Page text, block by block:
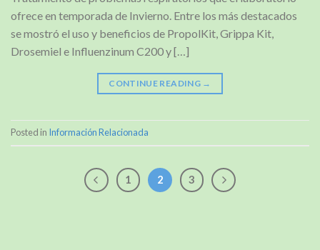
ofrece en temporada de Invierno. Entre los más destacados
se mostró el uso y beneficios de PropolKit, Grippa Kit,
Drosemiel e Influenzinum C200 y […]
CONTINUE READING →
Posted in Información Relacionada
1 2 3